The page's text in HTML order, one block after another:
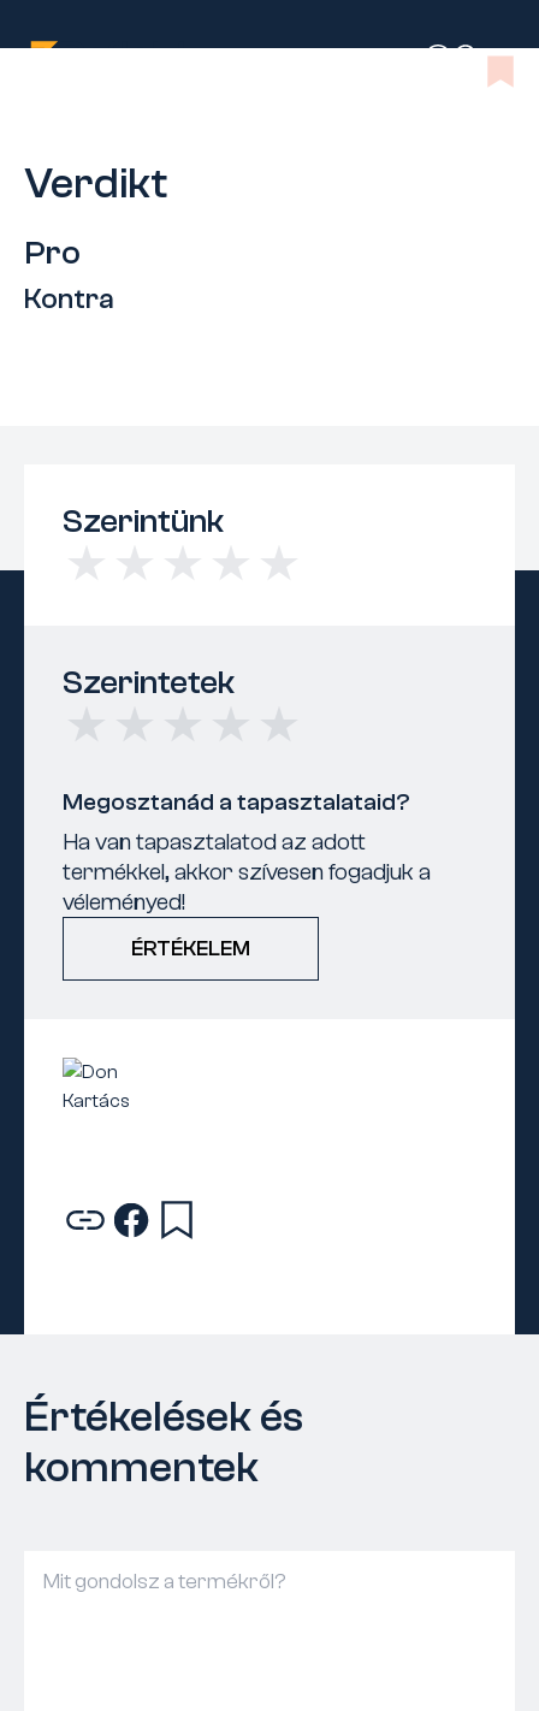
Verdikt
Pro
Kontra
Szerintünk
Szerintetek
Megosztanád a tapasztalataid?
Ha van tapasztalatod az adott
termékkel, akkor szívesen fogadjuk a
véleményed!
ÉRTÉKELEM
Értékelések és
kommentek